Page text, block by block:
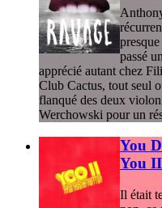
passé
apprécié autant chez
Club Cactus, tout seul
flanqué des deux
Werchowski pour un
You
You
Il était